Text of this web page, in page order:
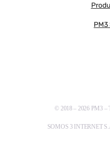
© 2018 – 2026 PM3 –
SOMOS 3 INTERNET